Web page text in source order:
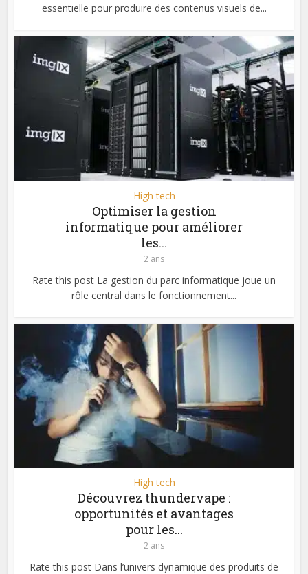
essentielle pour produire des contenus visuels de...
High tech
Optimiser la gestion
informatique pour améliorer
les...
2 ans
Rate this post La gestion du parc informatique joue un
rôle central dans le fonctionnement...
High tech
Découvrez thundervape :
opportunités et avantages
pour les...
2 ans
Rate this post Dans l’univers dynamique des produits de